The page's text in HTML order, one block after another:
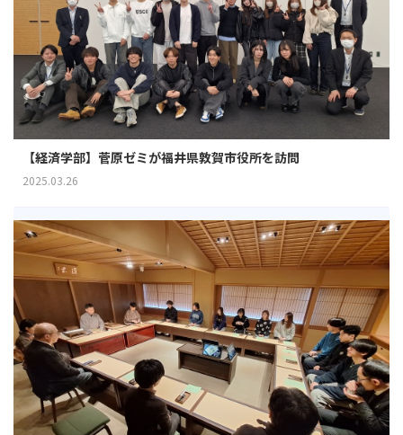
【経済学部】菅原ゼミが福井県敦賀市役所を訪問
2025.03.26